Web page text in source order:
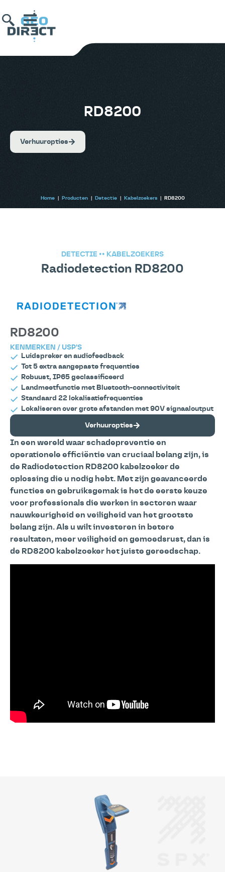
RD8200
Verhuuropties
Home| Producten| Detectie| Kabelzoekers| RD8200
DETECTIE •• KABELZOEKERS
Radiodetection RD8200
In een wereld waar schadepreventie en
operationele efficiëntie van cruciaal belang zijn, is
de Radiodetection RD8200 kabelzoeker de
oplossing die u nodig hebt. Met zijn geavanceerde
functies en gebruiksgemak is het de eerste keuze
voor professionals die werken in sectoren waar
nauwkeurigheid en veiligheid van het grootste
belang zijn. Als u wilt investeren in betere
resultaten, meer veiligheid en gemoedsrust, dan is
de RD8200 kabelzoeker het juiste gereedschap.
RD8200
KENMERKEN / USP'S
Luidspreker en audiofeedback
Tot 5 extra aangepaste frequenties
Robuust, IP65 geclassificeerd
Landmeetfunctie met Bluetooth-connectiviteit
Standaard 22 lokalisatiefrequenties
Lokaliseren over grote afstanden met 90V signaaloutput
Verhuuropties